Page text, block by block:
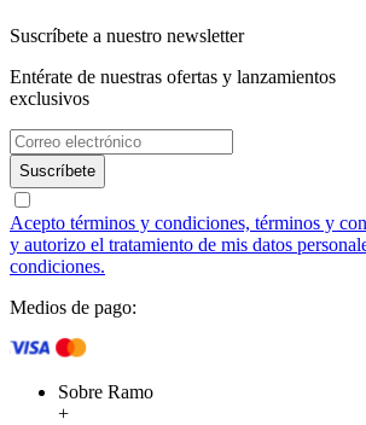
Suscríbete a nuestro newsletter
Entérate de nuestras ofertas y lanzamientos
exclusivos
Suscríbete
Acepto términos y condiciones, términos y
y autorizo el tratamiento de mis datos
condiciones.
Medios de pago:
Sobre Ramo
+